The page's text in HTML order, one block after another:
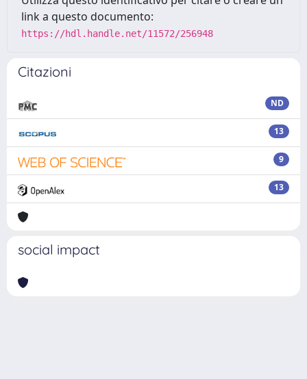
link a questo documento:
https://hdl.handle.net/11572/256948
Citazioni
ND
13
9
13
social impact